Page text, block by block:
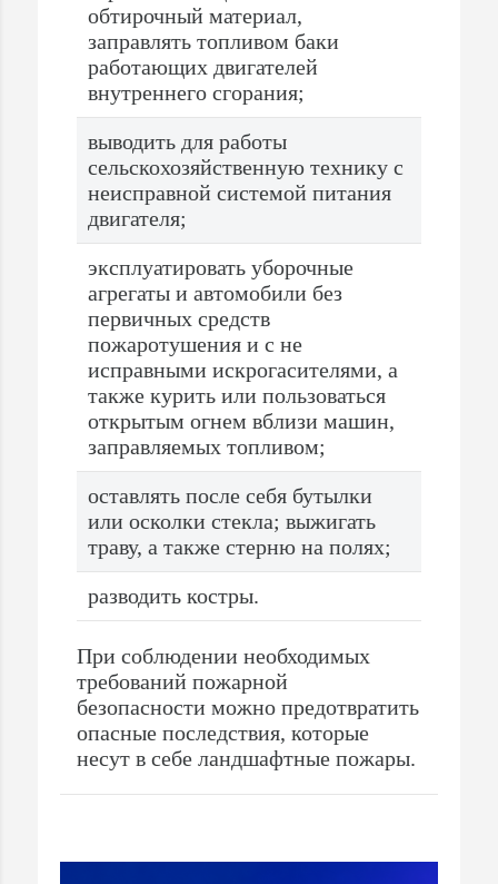
обтирочный материал,
заправлять топливом баки
работающих двигателей
внутреннего сгорания;
выводить для работы
сельскохозяйственную технику с
неисправной системой питания
двигателя;
эксплуатировать уборочные
агрегаты и автомобили без
первичных средств
пожаротушения и с не
исправными искрогасителями, а
также курить или пользоваться
открытым огнем вблизи машин,
заправляемых топливом;
оставлять после себя бутылки
или осколки стекла; выжигать
траву, а также стерню на полях;
разводить костры.
При соблюдении необходимых
требований пожарной
безопасности можно предотвратить
опасные последствия, которые
несут в себе ландшафтные пожары.